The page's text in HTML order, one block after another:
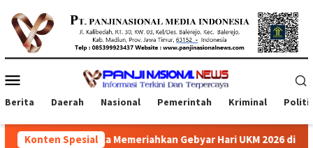
konten
Mobile
Berita Daerah Nasional Pemerintah Kriminal
Konten Spesial
Memeriahkan Gebyar Hari UKM 2026 di Atrium